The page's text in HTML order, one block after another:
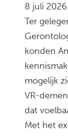
8 juli 2026
Ter
konden
mogelijk
VR-
dat
Met het